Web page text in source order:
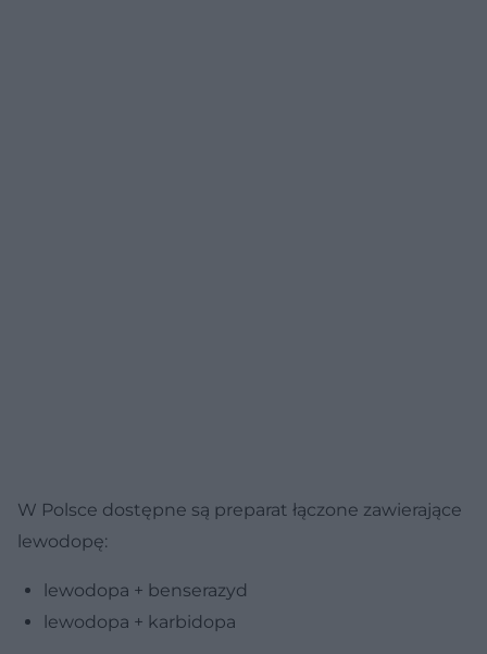
W Polsce dostępne są preparat łączone zawierające
lewodopę:
lewodopa + benserazyd
lewodopa + karbidopa